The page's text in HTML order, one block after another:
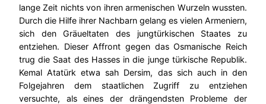
lange Zeit nichts von ihren armenischen Wurzeln wussten.
Durch die Hilfe ihrer Nachbarn gelang es vielen Armeniern,
sich den Gräueltaten des jungtürkischen Staates zu
entziehen. Dieser Affront gegen das Osmanische Reich
trug die Saat des Hasses in die junge türkische Republik.
Kemal Atatürk etwa sah Dersim, das sich auch in den
Folgejahren dem staatlichen Zugriff zu entziehen
versuchte, als eines der drängendsten Probleme der